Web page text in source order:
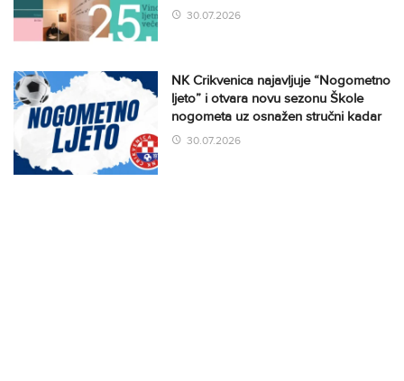
30.07.2026
NK Crikvenica najavljuje “Nogometno
ljeto” i otvara novu sezonu Škole
nogometa uz osnažen stručni kadar
30.07.2026